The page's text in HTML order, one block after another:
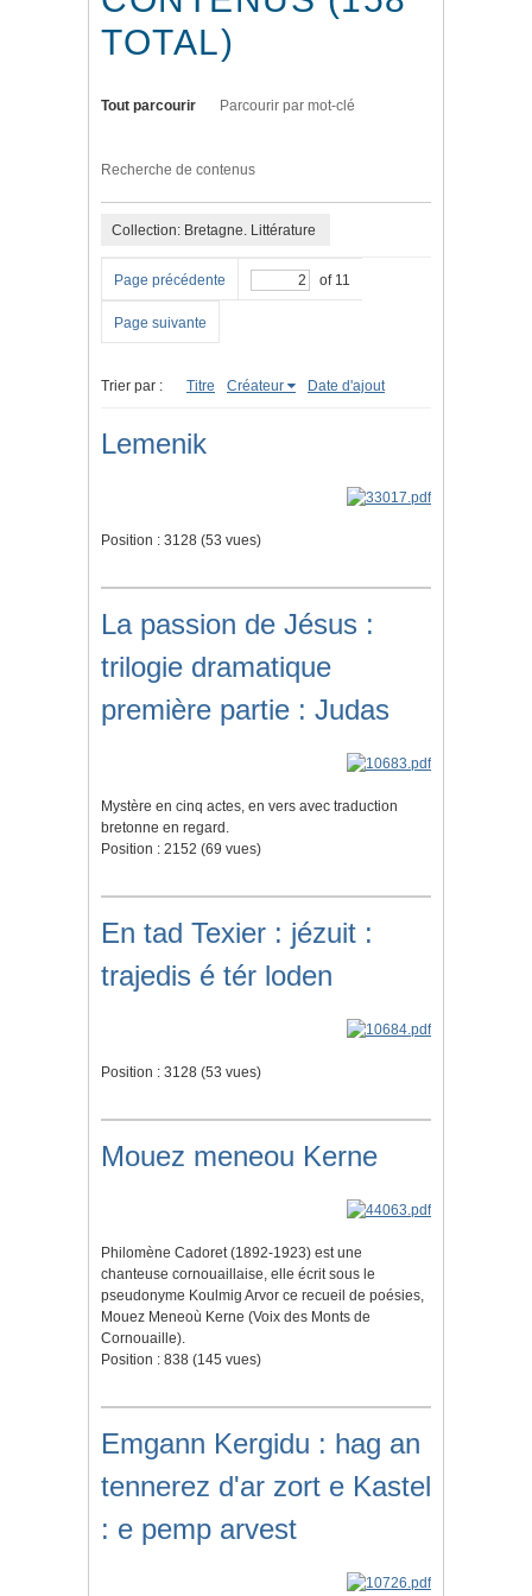
TOTAL)
Tout parcourir Parcourir par mot-clé
Recherche de contenus
Collection: Bretagne. Littérature
Page précédente of 11
Page suivante
Trier par : Titre Créateur Date d'ajout
Lemenik
Position : 3128 (53 vues)
La passion de Jésus :
trilogie dramatique
première partie : Judas
Mystère en cinq actes, en vers avec traduction
bretonne en regard.
Position : 2152 (69 vues)
En tad Texier : jézuit :
trajedis é tér loden
Position : 3128 (53 vues)
Mouez meneou Kerne
Philomène Cadoret (1892-1923) est une
chanteuse cornouaillaise, elle écrit sous le
pseudonyme Koulmig Arvor ce recueil de poésies,
Mouez Meneoù Kerne (Voix des Monts de
Cornouaille).
Position : 838 (145 vues)
Emgann Kergidu : hag an
tennerez d'ar zort e Kastel
: e pemp arvest